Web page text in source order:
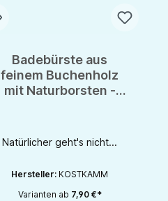
Badebürste aus
feinem Buchenholz
mit Naturborsten -
Natürlicher geht's nicht...
Hersteller: KOSTKAMM
Varianten ab 7,90 €*